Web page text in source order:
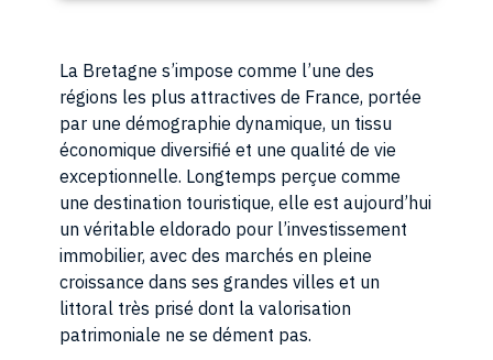
La Bretagne s’impose comme l’une des
régions les plus attractives de France, portée
par une démographie dynamique, un tissu
économique diversifié et une qualité de vie
exceptionnelle. Longtemps perçue comme
une destination touristique, elle est aujourd’hui
un véritable eldorado pour l’investissement
immobilier, avec des marchés en pleine
croissance dans ses grandes villes et un
littoral très prisé dont la valorisation
patrimoniale ne se dément pas.